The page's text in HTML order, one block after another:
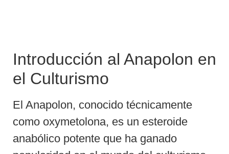
Introducción al Anapolon en
el Culturismo
El Anapolon, conocido técnicamente
como oxymetolona, es un esteroide
anabólico potente que ha ganado